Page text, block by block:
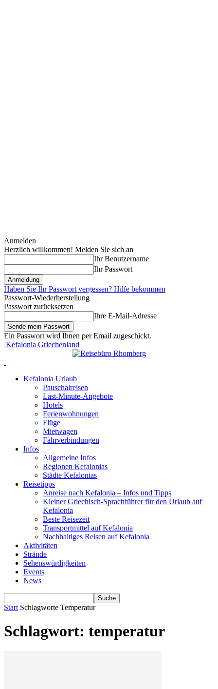
Anmelden
Herzlich willkommen! Melden Sie sich an
Ihr Benutzername
Ihr Passwort
Haben Sie Ihr Passwort vergessen? Hilfe bekommen
Passwort-Wiederherstellung
Passwort zurücksetzen
Ihre E-Mail-Adresse
Ein Passwort wird Ihnen per Email zugeschickt.
Kefalonia Griechenland
Kefalonia Urlaub
Pauschalreisen
Last-Minute-Angebote
Hotels
Ferienwohnungen
Flüge
Mietwagen
Fährverbindungen
Infos
Allgemeine Infos
Regionen Kefalonias
Städte Kefalonias
Reisetipps
Anreise nach Kefalonia – Infos und Tipps
Kleiner Griechisch-Sprachführer für den Urlaub auf
Kefalonia
Beste Reisezeit
Transportmittel auf Kefalonia
Nachhaltiges Reisen auf Kefalonia
Aktivitäten
Strände
Sehenswürdigkeiten
Events
News
Start Schlagworte Temperatur
Schlagwort: temperatur